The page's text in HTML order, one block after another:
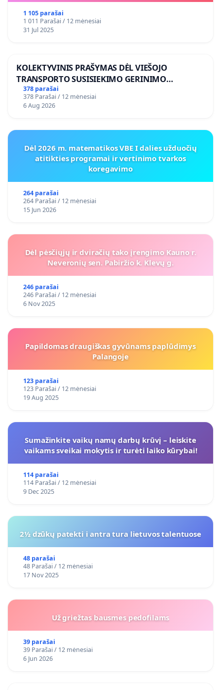
1 105 parašai
1 011 Parašai / 12 mėnesiai
31 Jul 2025
KOLEKTYVINIS PRAŠYMAS DĖL VIEŠOJO
TRANSPORTO SUSISIEKIMO GERINIMO
VOSYLIUKŲ KAIME
378 parašai
378 Parašai / 12 mėnesiai
6 Aug 2026
Dėl 2026 m. matematikos VBE I dalies užduočių
atitikties programai ir vertinimo tvarkos
koregavimo
264 parašai
264 Parašai / 12 mėnesiai
15 Jun 2026
Dėl pėsčiųjų ir dviračių tako įrengimo Kauno r.
Neveronių sen. Pabiržio k. Klevų g.
246 parašai
246 Parašai / 12 mėnesiai
6 Nov 2025
Papildomas draugiškas gyvūnams paplūdimys
Palangoje
123 parašai
123 Parašai / 12 mėnesiai
19 Aug 2025
Sumažinkite vaikų namų darbų krūvį – leiskite
vaikams sveikai mokytis ir turėti laiko kūrybai!
114 parašai
114 Parašai / 12 mėnesiai
9 Dec 2025
2½ dzūkų patekti i antra tura lietuvos talentuose
48 parašai
48 Parašai / 12 mėnesiai
17 Nov 2025
Už griežtas bausmes pedofilams
39 parašai
39 Parašai / 12 mėnesiai
6 Jun 2026